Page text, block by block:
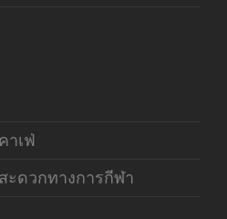
าเฟ่
ะดวกทางการกีฬา